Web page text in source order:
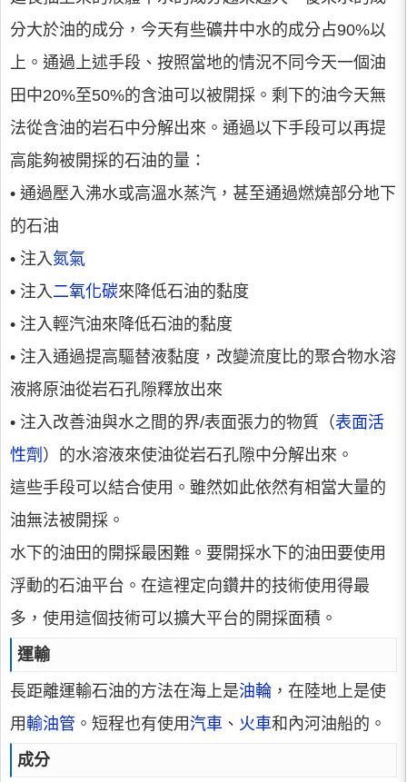
分大於油的成分，今天有些礦井中水的成分占90%以
上。通過上述手段、按照當地的情況不同今天一個油
田中20%至50%的含油可以被開採。剩下的油今天無
法從含油的岩石中分解出來。通過以下手段可以再提
高能夠被開採的石油的量：
• 通過壓入沸水或高溫水蒸汽，甚至通過燃燒部分地下
的石油
• 注入氮氣
• 注入二氧化碳來降低石油的黏度
• 注入輕汽油來降低石油的黏度
• 注入通過提高驅替液黏度，改變流度比的聚合物水溶
液將原油從岩石孔隙釋放出來
• 注入改善油與水之間的界/表面張力的物質（表面活
性劑 ）的水溶液來使油從岩石孔隙中分解出來。
這些手段可以結合使用。雖然如此依然有相當大量的
油無法被開採。
水下的油田的開採最困難。要開採水下的油田要使用
浮動的石油平台。在這裡定向鑽井的技術使用得最
多，使用這個技術可以擴大平台的開採面積。
運輸
長距離運輸石油的方法在海上是油輪 ，在陸地上是使
用輸油管 。短程也有使用汽車 、 火車和內河油船的。
成分